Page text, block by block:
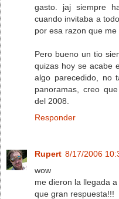
gasto. jaj siempre
cuando invitaba a
por esa razon que
Pero bueno un tio
quizas hoy se acabe
algo parecedido, no
panoramas, creo
del 2008.
Responder
Rupert 8/17/2006
wow
me dieron la llegada a
que gran respuesta!!!